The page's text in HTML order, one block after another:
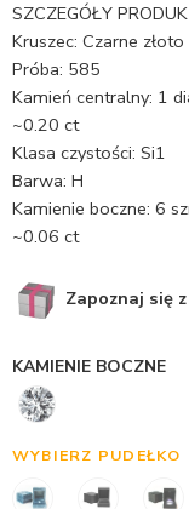
SZCZEGÓŁY
Kruszec: Czarne złoto
Próba: 585
Kamień centralny: 1
~0.20 ct
Klasa czystości: Si1
Barwa: H
Kamienie boczne: 6
~0.06 ct
Zapoznaj się
KAMIENIE BOCZNE
WYBIERZ PUDEŁKO